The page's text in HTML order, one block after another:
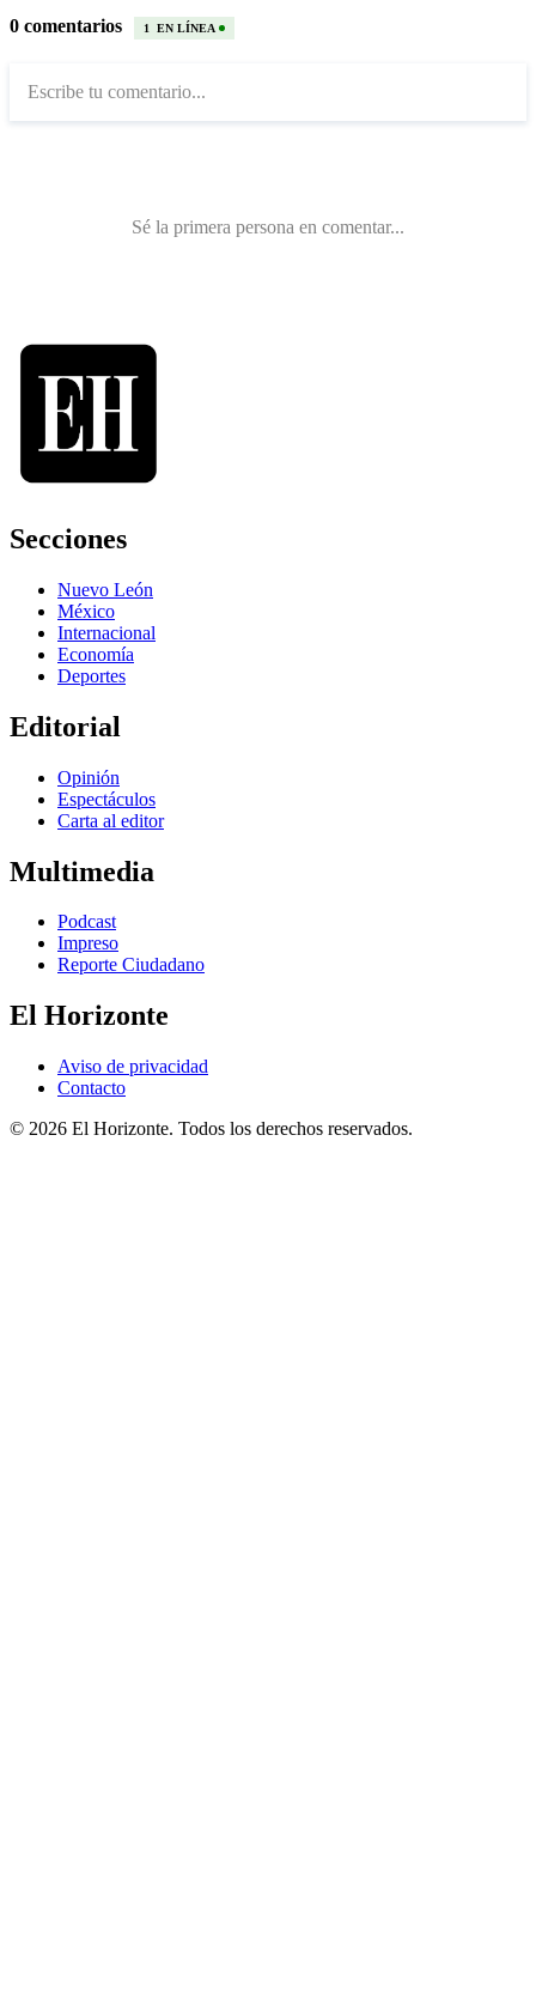
Secciones
Nuevo León
México
Internacional
Economía
Deportes
Editorial
Opinión
Espectáculos
Carta al editor
Multimedia
Podcast
Impreso
Reporte Ciudadano
El Horizonte
Aviso de privacidad
Contacto
© 2026 El Horizonte. Todos los derechos reservados.